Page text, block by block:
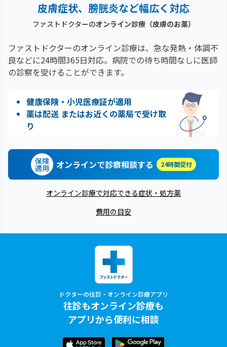
皮膚症状、膀胱炎など幅広く対応
ファストドクターのオンライン診療（皮膚のお薬）
ファストドクターのオンライン診療は、急な発熱・体調不
良などに24時間365日対応。 病院での待ち時間なしに医師
の診察を受けることができます。
健康保険・小児医療証が適用
薬は配送 またはお近くの薬局で受け取
り
保険
適用 オンラインで診察相談する 24時間受付
オンライン診療で対応できる症状・処方薬
費用の目安
ドクターの往診・オンライン診療アプリ
往診もオンライン診療も
アプリから便利に相談